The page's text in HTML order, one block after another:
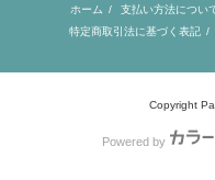
ホーム / 支払い方法につい
特定商取引法に基づく表記 /
Copyright
Powered by